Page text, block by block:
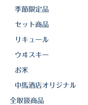
三和酒造
丸西酒造
吹上焼酎
季節限定品
セット商品
リキュール
ウヰスキー
お米
中馬酒店オリジナル
全取扱商品